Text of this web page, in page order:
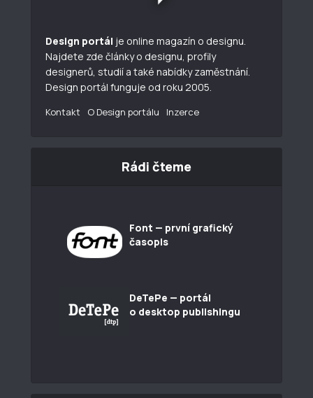
Design portál je online magazín o designu.
Najdete zde články o designu, profily
designerů, studií a také nabídky zaměstnání.
Design portál funguje od roku 2005.
Kontakt O Design portálu Inzerce
Rádi čteme
Font — první grafický
časopis
DeTePe — portál
o desktop publishingu